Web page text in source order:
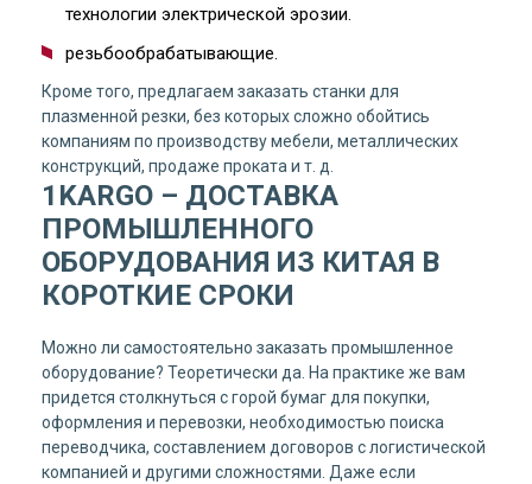
технологии электрической эрозии.
резьбообрабатывающие.
Кроме того, предлагаем заказать станки для
плазменной резки, без которых сложно обойтись
компаниям по производству мебели, металлических
конструкций, продаже проката и т. д.
1KARGO – ДОСТАВКА
ПРОМЫШЛЕННОГО
ОБОРУДОВАНИЯ ИЗ КИТАЯ В
КОРОТКИЕ СРОКИ
Можно ли самостоятельно заказать промышленное
оборудование? Теоретически да. На практике же вам
придется столкнуться с горой бумаг для покупки,
оформления и перевозки, необходимостью поиска
переводчика, составлением договоров с логистической
компанией и другими сложностями. Даже если